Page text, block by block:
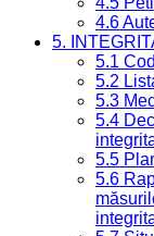
4.6
5.
5.1
5.2
5.3
5.4
5.5
5.6